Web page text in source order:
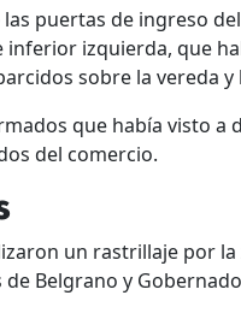
puertas de ingreso
izquierda, que
sobre la vereda y
que había visto a
del comercio.
un rastrillaje por
Belgrano y